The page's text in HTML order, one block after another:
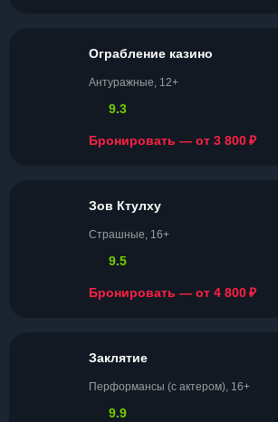
Ограбление казино
Антуражные, 12+
9.3
Бронировать — от 3 800₽
Зов Ктулху
Страшные, 16+
9.5
Бронировать — от 4 800₽
Заклятие
Перформансы (с актером), 16+
9.9